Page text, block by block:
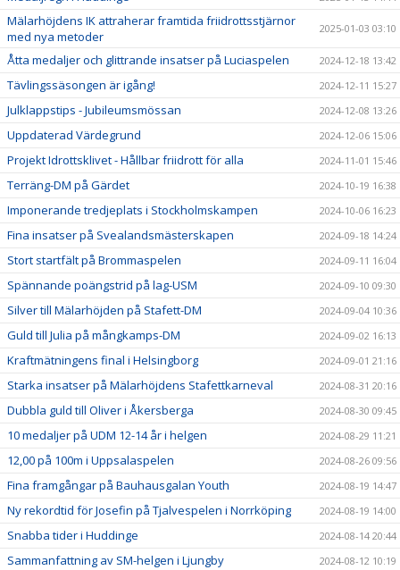
Mälarhöjdens IK attraherar framtida friidrottsstjärnor
med nya metoder
2025-01-03 03:10
Åtta medaljer och glittrande insatser på Luciaspelen 2024-12-18 13:42
Tävlingssäsongen är igång! 2024-12-11 15:27
Julklappstips - Jubileumsmössan 2024-12-08 13:26
Uppdaterad Värdegrund 2024-12-06 15:06
Projekt Idrottsklivet - Hållbar friidrott för alla 2024-11-01 15:46
Terräng-DM på Gärdet 2024-10-19 16:38
Imponerande tredjeplats i Stockholmskampen 2024-10-06 16:23
Fina insatser på Svealandsmästerskapen 2024-09-18 14:24
Stort startfält på Brommaspelen 2024-09-11 16:04
Spännande poängstrid på lag-USM 2024-09-10 09:30
Silver till Mälarhöjden på Stafett-DM 2024-09-04 10:36
Guld till Julia på mångkamps-DM 2024-09-02 16:13
Kraftmätningens final i Helsingborg 2024-09-01 21:16
Starka insatser på Mälarhöjdens Stafettkarneval 2024-08-31 20:16
Dubbla guld till Oliver i Åkersberga 2024-08-30 09:45
10 medaljer på UDM 12-14 år i helgen 2024-08-29 11:21
12,00 på 100m i Uppsalaspelen 2024-08-26 09:56
Fina framgångar på Bauhausgalan Youth 2024-08-19 14:47
Ny rekordtid för Josefin på Tjalvespelen i Norrköping 2024-08-19 14:00
Snabba tider i Huddinge 2024-08-14 20:44
Sammanfattning av SM-helgen i Ljungby 2024-08-12 10:19